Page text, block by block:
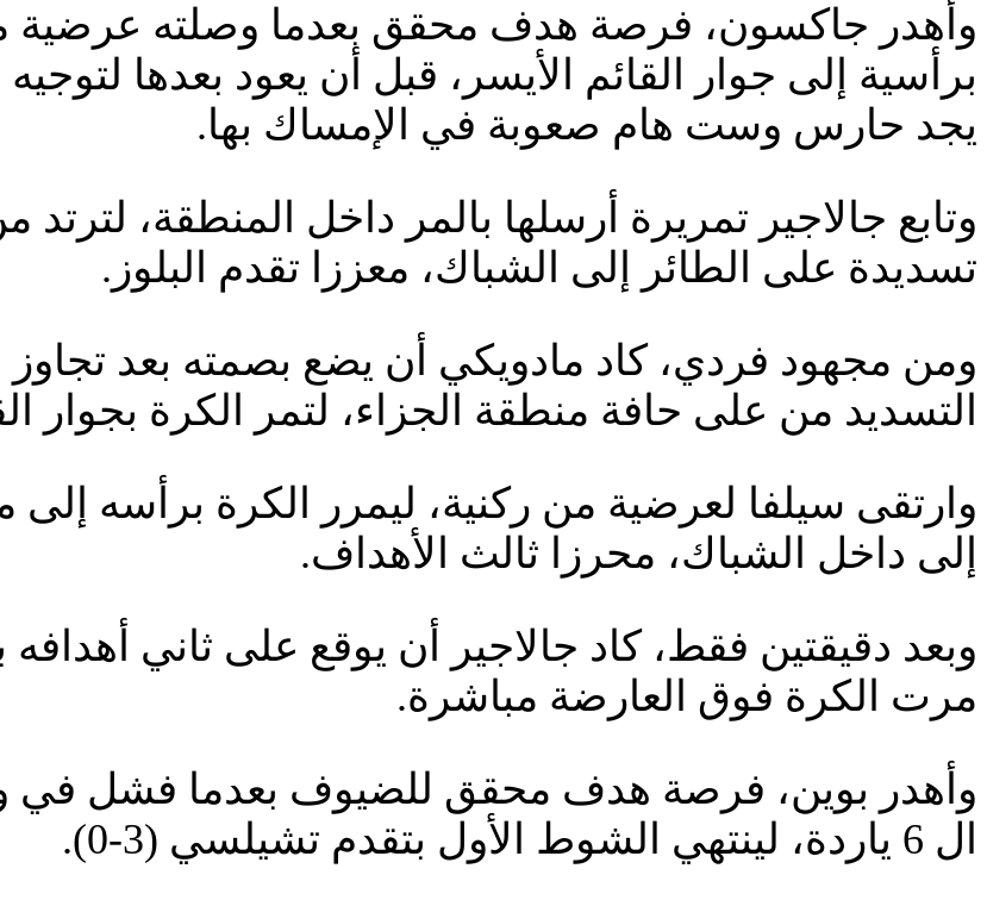
وأهدر جاكسون، فرصة هدف محقق بعدما وصلته عرضية
برأسية إلى جوار القائم الأيسر، قبل أن يعود بعدها
يجد حارس وست هام صعوبة في الإمساك بها.
وتابع جالاجير تمريرة أرسلها بالمر داخل المنطقة، لترتد
تسديدة على الطائر إلى الشباك، معززا تقدم البلوز.
ومن مجهود فردي، كاد مادويكي أن يضع بصمته بعد تجاوز
التسديد من على حافة منطقة الجزاء، لتمر الكرة بجوار
وارتقى سيلفا لعرضية من ركنية، ليمرر الكرة برأسه إلى
إلى داخل الشباك، محرزا ثالث الأهداف.
وبعد دقيقتين فقط، كاد جالاجير أن يوقع على ثاني
مرت الكرة فوق العارضة مباشرة.
وأهدر بوين، فرصة هدف محقق للضيوف بعدما فشل في
ال 6 ياردة، لينتهي الشوط الأول بتقدم تشيلسي (3-0).